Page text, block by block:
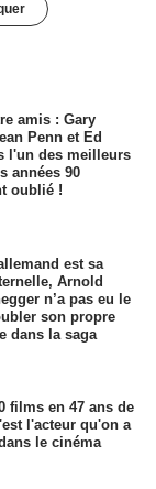
amis : Gary
Penn et Ed
l'un des meilleurs
années 90
oublié !
est sa
Arnold
n’a pas eu le
son propre
dans la saga
films en 47 ans de
l'acteur qu'on a
le cinéma